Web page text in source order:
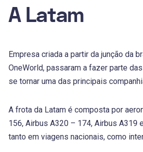
A Latam
Empresa criada a partir da junção da
OneWorld, passaram a fazer parte
se tornar uma das principais
A frota da Latam é composta por
156, Airbus A320 – 174, Airbus A319
tanto em viagens nacionais, como